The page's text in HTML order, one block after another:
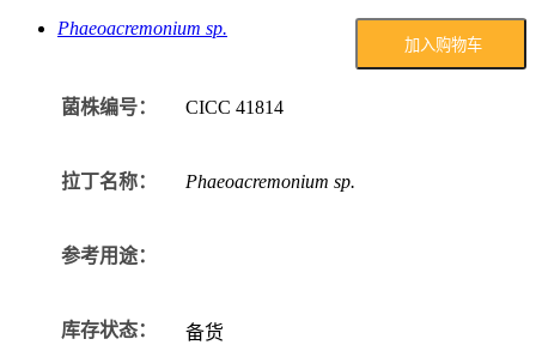
Phaeoacremonium sp.
加入购物车
菌株编号： CICC 41814
拉丁名称： Phaeoacremonium sp.
参考用途：
库存状态： 备货